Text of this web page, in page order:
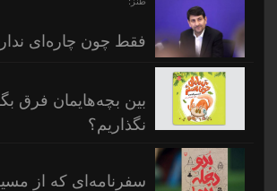
فقط چون چاره‌ای ندارند
بین بچه‌هایمان فرق
نگذاریم؟
سفرنامه‌ای که از